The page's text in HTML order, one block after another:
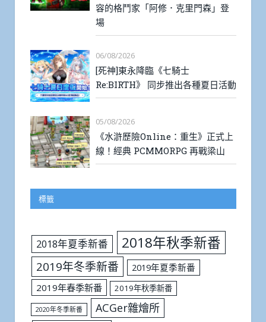
容的格鬥家「阿修．克里門森」登
場
06/08/2026
[死神]東永降臨《七騎士
Re:BIRTH》 同步推出各種夏日活動
05/08/2026
《水滸歷險Online：重生》正式上
線！經典 PCMMORPG 再戰梁山
標籤
2018年夏季新番 2018年秋季新番
2019年冬季新番
2019年夏季新番
2019年春季新番
2019年秋季新番
2020年冬季新番 ACGer雜燴所